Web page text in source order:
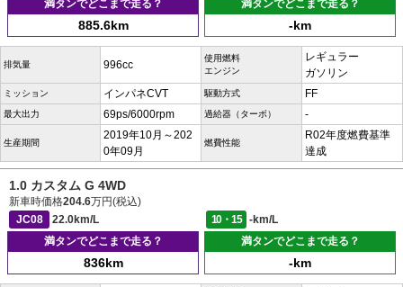
満タンでどこまで走る？
885.6km
満タンでどこまで走る？
-km
排気量 996cc
使用燃料
エンジン
レギュラー
ガソリン
ミッション インパネCVT 駆動方式 FF
最大出力 69ps/6000rpm 過給器（ターボ） -
生産期間
2019年10月～202
0年09月
燃費性能
R02年度燃費基準
達成
1.0 カスタム G 4WD
新車時価格204.6万円(税込)
JC08
22.0km/L 10・15
-km/L
満タンでどこまで走る？
836km
満タンでどこまで走る？
-km